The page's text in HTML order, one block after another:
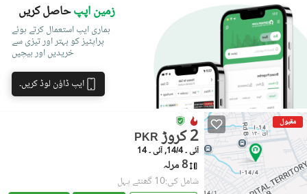
زمین اپپحاصل کریں
ہماری ایپ استعمال کرتے ہوئے
پراپٹیز کو بہتر اور تیزی سے
خریدیں اور بیچیں
ایپ ڈاؤن لوڈ کریں۔
مقبول
PKR 2 کروڑ
آئی ۔ 14/4, آئی ۔ 14
8 مرلہ
شامل کی:10 گھنٹے پہل